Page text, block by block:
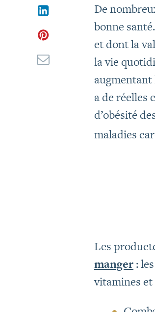
De
bonne
et dont la
la vie
augmentant
a de réelles
d’obésité
maladies
Les
manger:
vitamines